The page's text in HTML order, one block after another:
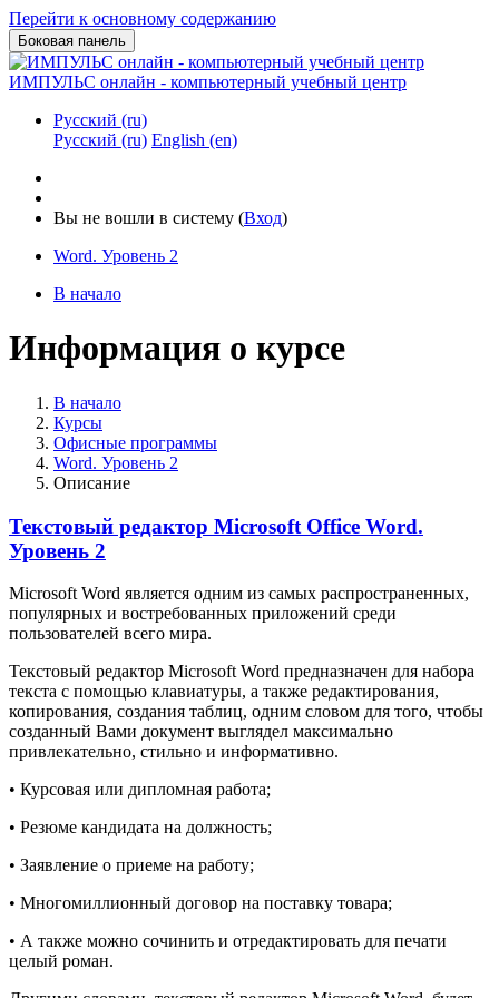
Перейти к основному содержанию
Боковая панель
ИМПУЛЬС онлайн - компьютерный учебный центр
Русский ‎(ru)‎
Русский ‎(ru)‎ English ‎(en)‎
Вы не вошли в систему (Вход)
Word. Уровень 2
В начало
Информация о курсе
В начало
Курсы
Офисные программы
Word. Уровень 2
Описание
Текстовый редактор Microsoft Office Word.
Уровень 2
Microsoft Word является одним из самых распространенных,
популярных и востребованных приложений среди
пользователей всего мира.
Текстовый редактор Microsoft Word предназначен для набора
текста с помощью клавиатуры, а также редактирования,
копирования, создания таблиц, одним словом для того, чтобы
созданный Вами документ выглядел максимально
привлекательно, стильно и информативно.
• Курсовая или дипломная работа;
• Резюме кандидата на должность;
• Заявление о приеме на работу;
• Многомиллионный договор на поставку товара;
• А также можно сочинить и отредактировать для печати
целый роман.